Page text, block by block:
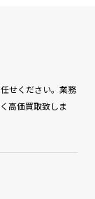
せください。業務
高価買取致しま